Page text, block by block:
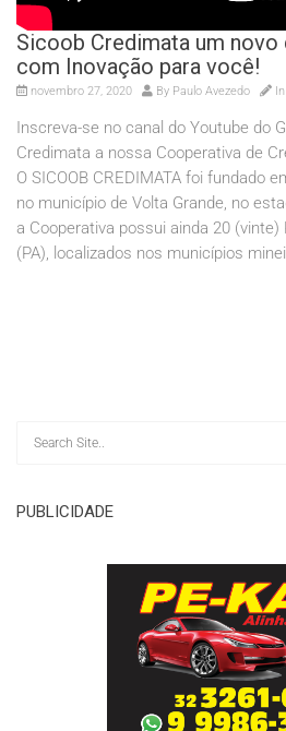
Sicoob Credimata um
com Inovação para você!
novembro 27, 2020 By Paulo Avezedo In
Inscreva-se no canal do Youtube do
Credimata a nossa Cooperativa de
O SICOOB CREDIMATA foi fundado
no município de Volta Grande, no
a Cooperativa possui ainda 20
(PA), localizados nos municípios
PUBLICIDADE